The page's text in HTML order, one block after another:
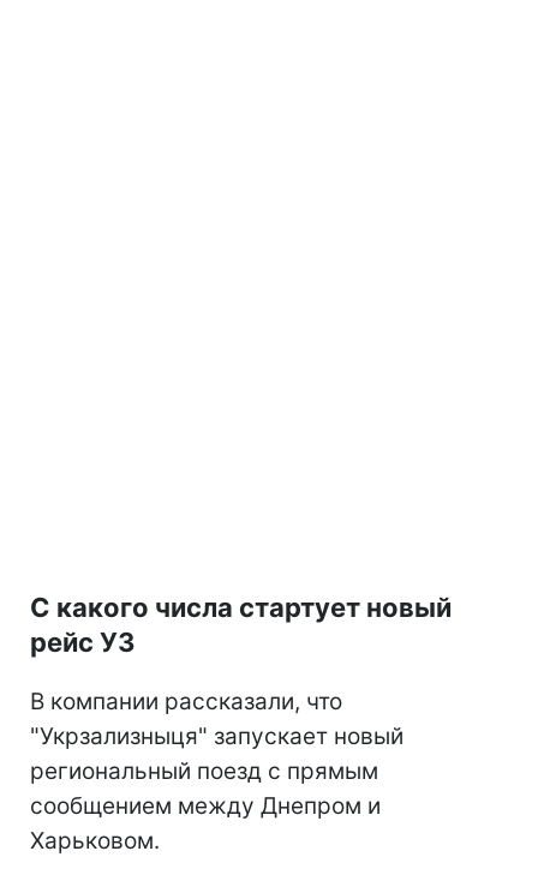
С какого числа стартует новый
рейс УЗ
В компании рассказали, что
"Укрзализныця" запускает новый
региональный поезд с прямым
сообщением между Днепром и
Харьковом.